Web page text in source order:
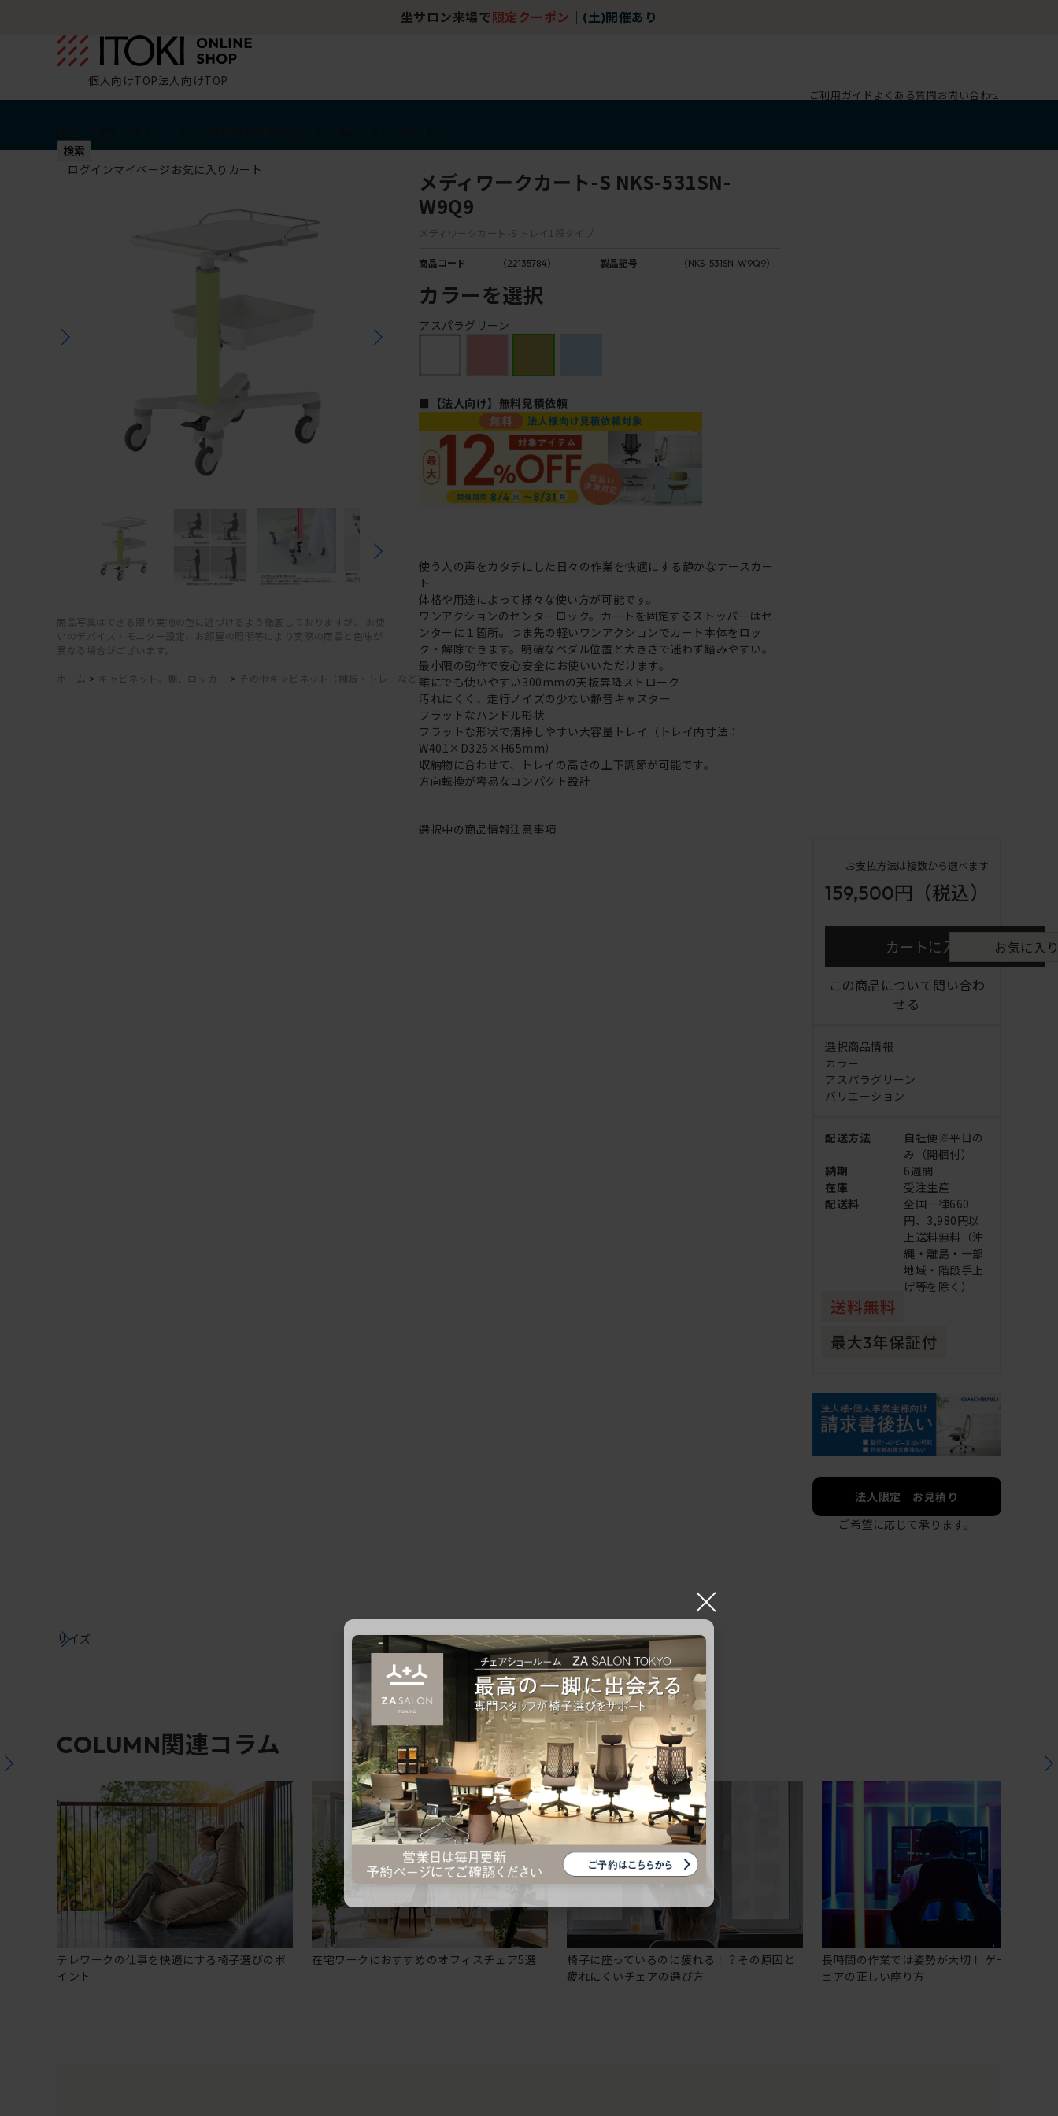
坐サロン来場で 限定クーポン (土)開催あり
個人向けTOP法人向けTOP
ご利用ガイド よくある質問お問い合わせ
検索
ログインマイページ お気に入り カート
商品写真はできる限り実物の色に近づけるよう徹底しておりますが、 お使
いのデバイス・モニター設定、お部屋の照明等により実際の商品と色味が
異なる場合がございます。
ホーム > キャビネット、棚、ロッカー > その他キャビネット（棚板・トレーなど）
メディワークカート-S NKS-531SN-
W9Q9
メディワークカート-S トレイ1段タイプ
商品コード （22135784） 製品記号 （NKS-531SN-W9Q9）
カラーを選択
アスパラグリーン
■【法人向け】無料見積依頼
使う人の声をカタチにした日々の作業を快適にする静かなナースカー
ト
体格や用途によって様々な使い方が可能です。
ワンアクションのセンターロック。カートを固定するストッパーはセ
ンターに１箇所。つま先の軽いワンアクションでカート本体をロッ
ク・解除できます。明確なペダル位置と大きさで迷わず踏みやすい。
最小限の動作で安心安全にお使いいただけます。
誰にでも使いやすい300mmの天板昇降ストローク
汚れにくく、走行ノイズの少ない静音キャスター
フラットなハンドル形状
フラットな形状で清掃しやすい大容量トレイ（トレイ内寸法：
W401×D325×H65mm）
収納物に合わせて、トレイの高さの上下調節が可能です。
方向転換が容易なコンパクト設計
選択中の商品情報注意事項
お支払方法は複数から選べます
159,500円 （税込）
カートに入れる お気に入
この商品について問い合わ
せる
選択商品情報
カラー
アスパラグリーン
バリエーション
配送方法
自社便※平日の
み（開梱付）
納期
6週間
在庫
受注生産
配送料
全国一律660
円、3,980円以
上送料無料（沖
縄・離島・一部
地域・階段手上
げ等を除く）
法人限定 お見積り
ご希望に応じて承ります。
サイズ
COLUMN関連コラム
テレワークの仕事を快適にする椅子選びのポ
イント
在宅ワークにおすすめのオフィスチェア5選
椅子に座っているのに疲れる！？その原因と
疲れにくいチェアの選び方
長時間の作業では姿勢が大切！ ゲーミングチ
ェアの正しい座り方
×